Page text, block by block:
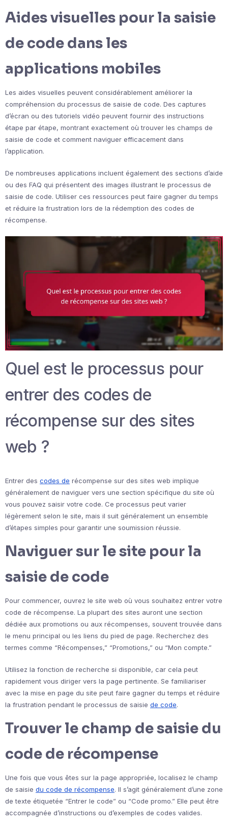
Aides visuelles pour la saisie
de code dans les
applications mobiles
Les aides visuelles peuvent considérablement améliorer la
compréhension du processus de saisie de code. Des captures
d’écran ou des tutoriels vidéo peuvent fournir des instructions
étape par étape, montrant exactement où trouver les champs de
saisie de code et comment naviguer efficacement dans
l’application.
De nombreuses applications incluent également des sections d’aide
ou des FAQ qui présentent des images illustrant le processus de
saisie de code. Utiliser ces ressources peut faire gagner du temps
et réduire la frustration lors de la rédemption des codes de
récompense.
Quel est le processus pour
entrer des codes de
récompense sur des sites
web ?
Entrer des codes de récompense sur des sites web implique
généralement de naviguer vers une section spécifique du site où
vous pouvez saisir votre code. Ce processus peut varier
légèrement selon le site, mais il suit généralement un ensemble
d’étapes simples pour garantir une soumission réussie.
Naviguer sur le site pour la
saisie de code
Pour commencer, ouvrez le site web où vous souhaitez entrer votre
code de récompense. La plupart des sites auront une section
dédiée aux promotions ou aux récompenses, souvent trouvée dans
le menu principal ou les liens du pied de page. Recherchez des
termes comme “Récompenses,” “Promotions,” ou “Mon compte.”
Utilisez la fonction de recherche si disponible, car cela peut
rapidement vous diriger vers la page pertinente. Se familiariser
avec la mise en page du site peut faire gagner du temps et réduire
la frustration pendant le processus de saisie de code.
Trouver le champ de saisie du
code de récompense
Une fois que vous êtes sur la page appropriée, localisez le champ
de saisie du code de récompense. Il s’agit généralement d’une zone
de texte étiquetée “Entrer le code” ou “Code promo.” Elle peut être
accompagnée d’instructions ou d’exemples de codes valides.